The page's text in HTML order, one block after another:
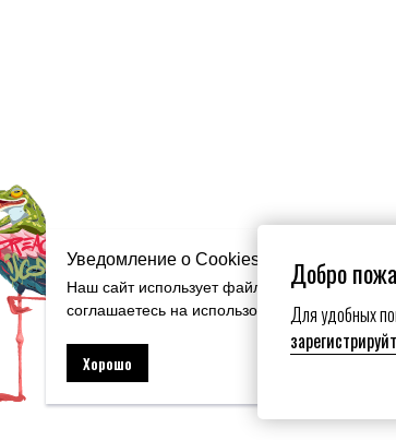
Добро
Для удобных
Уведомление о Cookies
Наш сайт использует файлы cookie.
соглашаетесь на использование нами
Хорошо